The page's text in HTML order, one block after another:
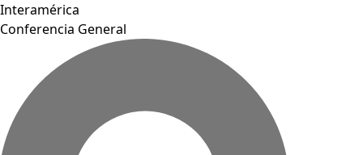
Interamérica
Conferencia General